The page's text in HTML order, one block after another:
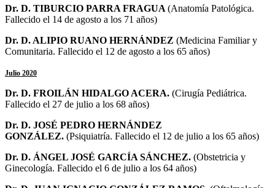
Dr. D. TIBURCIO PARRA FRAGUA (Anatomía Patológica.
Fallecido el 14 de agosto a los 71 años)
Dr. D. ALIPIO RUANO HERNÁNDEZ (Medicina Familiar y
Comunitaria. Fallecido el 12 de agosto a los 65 años)
Julio 2020
Dr. D. FROILÁN HIDALGO ACERA. (Cirugía Pediátrica.
Fallecido el 27 de julio a los 68 años)
Dr. D. JOSÉ PEDRO HERNÁNDEZ
GONZÁLEZ. (Psiquiatría. Fallecido el 12 de julio a los 65 años)
Dr. D. ÁNGEL JOSÉ GARCÍA SÁNCHEZ. (Obstetricia y
Ginecología. Fallecido el 6 de julio a los 64 años)